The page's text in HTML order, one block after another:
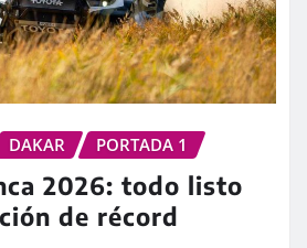
DAKAR PORTADA 1
2026: todo listo
de récord